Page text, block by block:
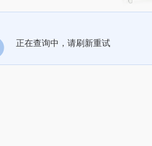
正在查询中，请刷新重试